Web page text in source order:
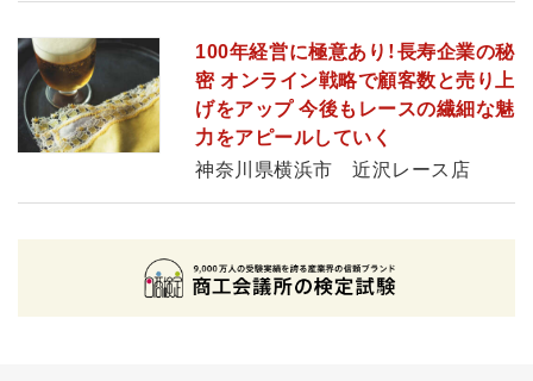
100年経営に極意あり！長寿企業の秘
密 オンライン戦略で顧客数と売り上
げをアップ 今後もレースの繊細な魅
力をアピールしていく
神奈川県横浜市 近沢レース店